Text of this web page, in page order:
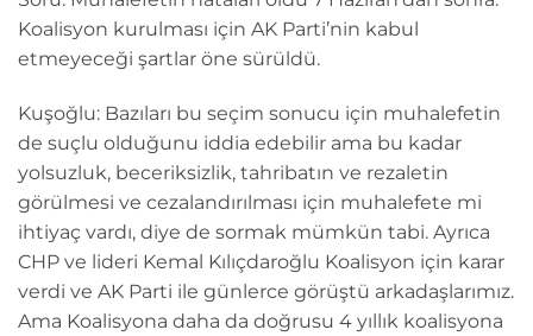
Koalisyon kurulması için AK Parti’nin kabul
etmeyeceği şartlar öne sürüldü.
Kuşoğlu: Bazıları bu seçim sonucu için muhalefetin
de suçlu olduğunu iddia edebilir ama bu kadar
yolsuzluk, beceriksizlik, tahribatın ve rezaletin
görülmesi ve cezalandırılması için muhalefete mi
ihtiyaç vardı, diye de sormak mümkün tabi. Ayrıca
CHP ve lideri Kemal Kılıçdaroğlu Koalisyon için karar
verdi ve AK Parti ile günlerce görüştü arkadaşlarımız.
Ama Koalisyona daha da doğrusu 4 yıllık koalisyona